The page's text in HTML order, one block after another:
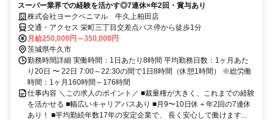
スーパー業界での経験を活かす◎7連休×年2回・賞与あり
株式会社ヨークベニマル 牛久上柏田店
交通・アクセス 栄町三丁目交差点バス停から徒歩1分
月給250,000円～350,000円
茨城県牛久市
勤務時間詳細 実働時間：1日あたり8時間 平均勤務日数：1ヶ月あた
り20日 〜 22日 7:00～22:30の間で1日8時間（休憩1時間） ※総労働
時間：1ヶ月160時間～176時間
仕事内容 ＼この求人のポイント／ ■裁量権が大きく、これまでの経験
を活かせる ■幅広いキャリアパスあり ■月9〜10日休＋年2回の7連休
あり！ ■平均勤続年数17年の安定企業で、 長く安心して働けます...